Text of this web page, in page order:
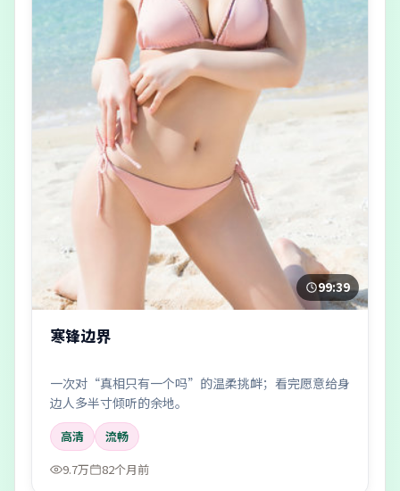
99:39
寒锋边界
一次对“真相只有一个吗”的温柔挑衅；看完愿意给身
边人多半寸倾听的余地。
高清
流畅
9.7万
82个月前